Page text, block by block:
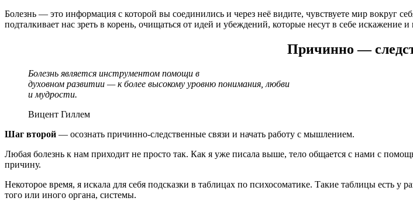
Болезнь — это информация с которой вы соединились и через неё видите, чувствуете мир вокруг
подталкивает нас зреть в корень, очищаться от идей и убеждений, которые несут в себе
Причинно —
Болезнь является инструментом помощи в
духовном развитии — к более высокому уровню понимания, любви
и мудрости.
Вицент Гиллем
Шаг второй — осознать причинно-следственные связи и начать работу с мышлением.
Любая болезнь к нам приходит не просто так. Как я уже писала выше, тело общается с нами с
причину.
Некоторое время, я искала для себя подсказки в таблицах по психосоматике. Такие таблицы есть
того или иного органа, системы.